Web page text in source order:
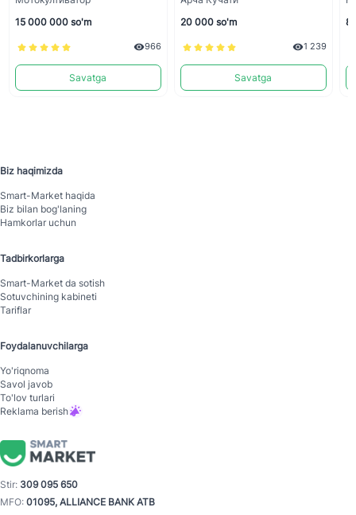
15 000 000 so'm
966
Savatga
20 000 so'm
1 239
Savatga
8
Biz haqimizda
Smart-Mаrket haqida
Biz bilan bog'laning
Hamkorlar uchun
Tadbirkorlarga
Smart-Mаrket da sotish
Sotuvchining kabineti
Tariflar
Foydalanuvchilarga
Yo'riqnoma
Savol javob
To'lov turlari
Reklama berish
Stir: 309 095 650
MFO: 01095, ALLIANCE BANK ATB